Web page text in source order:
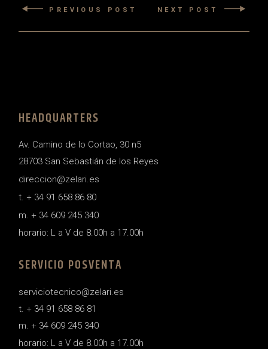
PREVIOUS POST NEXT POST
HEADQUARTERS
Av. Camino de lo Cortao, 30 n5
28703 San Sebastián de los Reyes
direccion@zelari.es
t. + 34 91 658 86 80
m. + 34 609 245 340
horario: L a V de 8.00h a 17.00h
SERVICIO POSVENTA
serviciotecnico@zelari.es
t. + 34 91 658 86 81
m. + 34 609 245 340
horario: L a V de 8.00h a 17.00h